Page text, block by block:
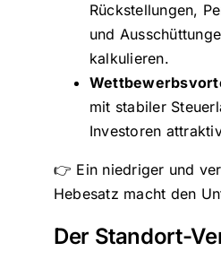
Rückstellungen,
und
kalkulieren.
mit stabiler
Investoren
👉 Ein niedriger und
Hebesatz macht den
Der Standort-